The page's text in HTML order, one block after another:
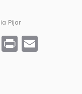
Pijar
Li
n
Pr
in